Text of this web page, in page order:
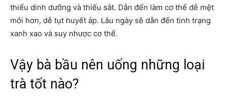
thiếu dinh dưỡng và thiếu sắt. Dẫn đến làm cơ thể dễ mệt
mỏi hơn, dễ tụt huyết áp. Lâu ngày sẽ dẫn đến tình trạng
xanh xao và suy nhược cơ thể.
Vậy bà bầu nên uống những loại
trà tốt nào?